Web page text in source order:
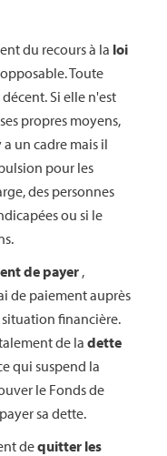
du recours à la loi
opposable. Toute
Si elle n'est
propres moyens,
a un cadre mais il
pour les
des personnes
ou si le
de payer ,
de paiement auprès
financière.
de la dette
qui suspend la
le Fonds de
sa dette.
dequitter les